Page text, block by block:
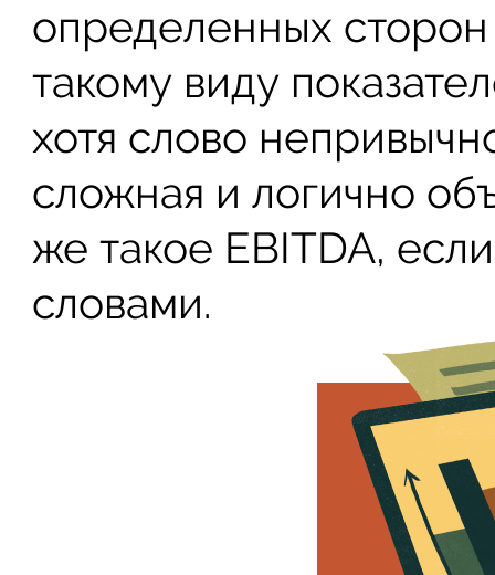
определенных
такому виду
хотя слово
сложная и логично
же такое EBITDA,
словами.